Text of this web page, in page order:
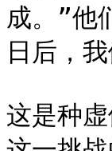
成。”他
日后，
这是种